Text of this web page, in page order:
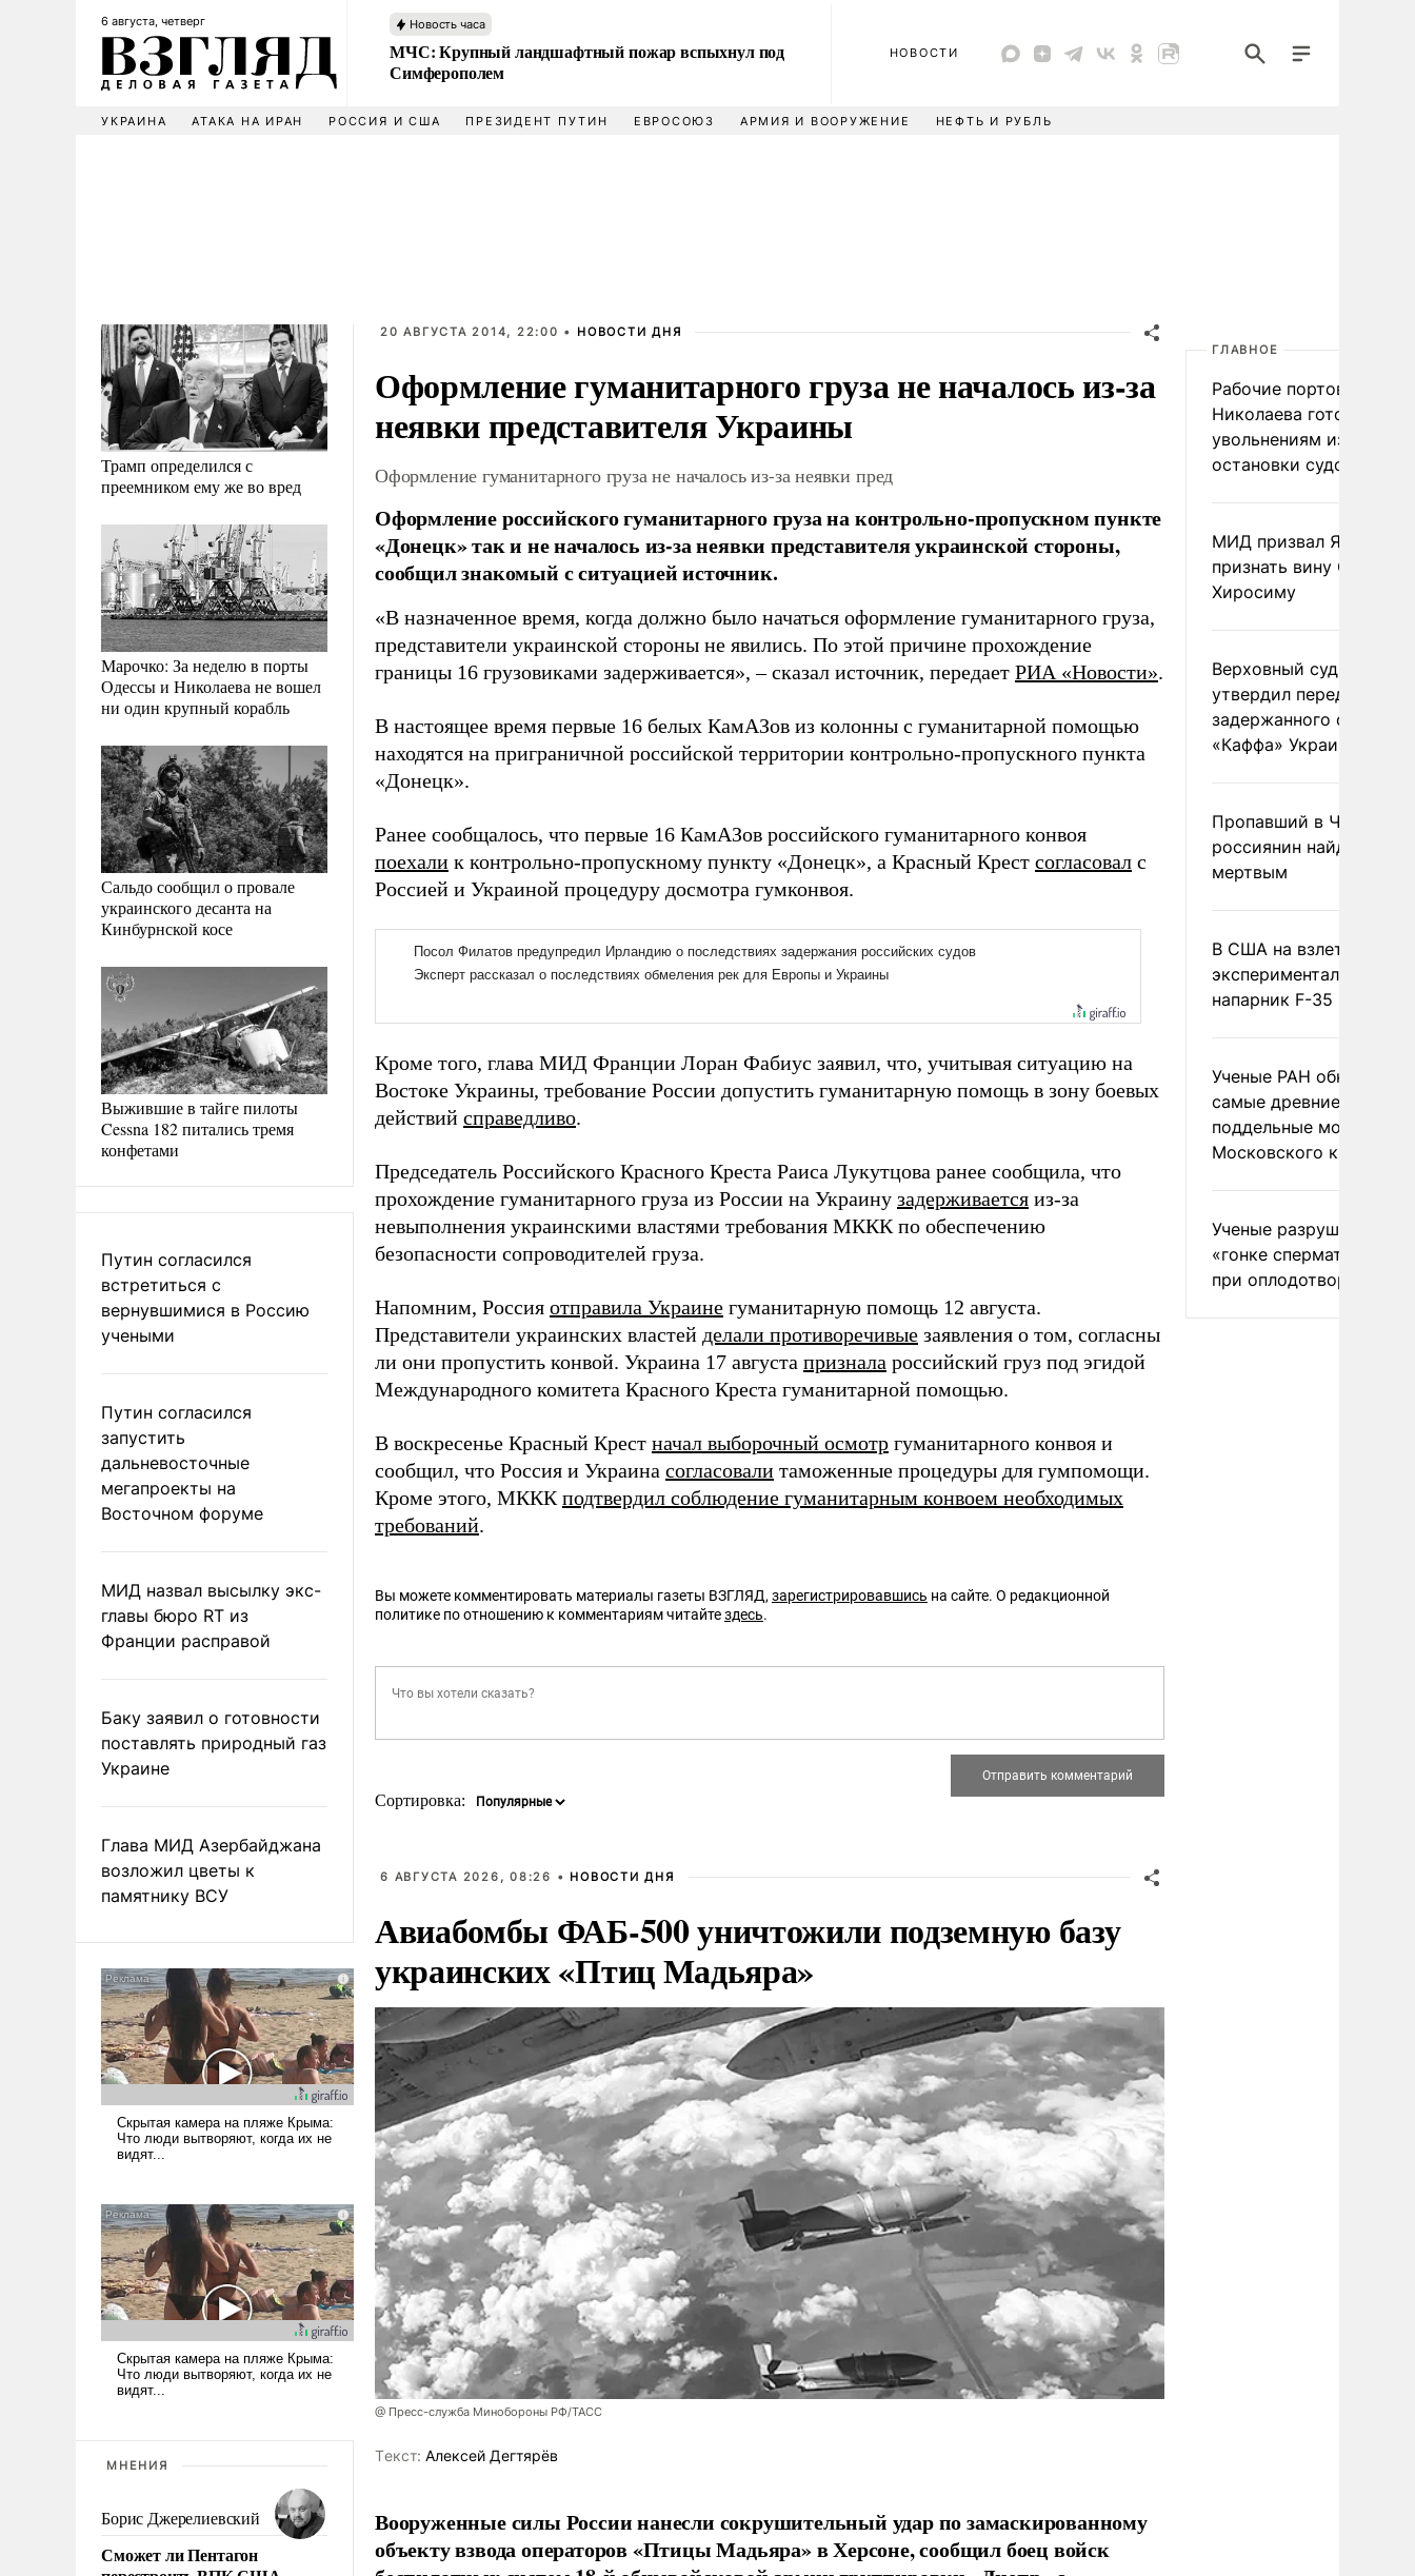
6 августа, четверг Новость часа
МЧС: Крупный ландшафтный пожар вспыхнул под
Симферополем
НОВОСТИ
УКРАИНА АТАКА НА ИРАН РОССИЯ И США ПРЕЗИДЕНТ ПУТИН ЕВРОСОЮЗ АРМИЯ И ВООРУЖЕНИЕ НЕФТЬ И РУБЛЬ
Трамп определился с
преемником ему же во вред
Марочко: За неделю в порты
Одессы и Николаева не вошел
ни один крупный корабль
Сальдо сообщил о провале
украинского десанта на
Кинбурнской косе
Выжившие в тайге пилоты
Cessna 182 питались тремя
конфетами
Путин согласился
встретиться с
вернувшимися в Россию
учеными
Путин согласился
запустить
дальневосточные
мегапроекты на
Восточном форуме
МИД назвал высылку экс-
главы бюро RT из
Франции расправой
Баку заявил о готовности
поставлять природный газ
Украине
Глава МИД Азербайджана
возложил цветы к
памятнику ВСУ
МНЕНИЯ
Борис Джерелиевский
Сможет ли Пентагон
20 АВГУСТА 2014, 22:00 • НОВОСТИ ДНЯ
Оформление гуманитарного груза не началось из-за
неявки представителя Украины
Оформление гуманитарного груза не началось из-за неявки пред
Оформление российского гуманитарного груза на контрольно-пропускном пункте
«Донецк» так и не началось из-за неявки представителя украинской стороны,
сообщил знакомый с ситуацией источник.
«В назначенное время, когда должно было начаться оформление гуманитарного груза,
представители украинской стороны не явились. По этой причине прохождение
границы 16 грузовиками задерживается», – сказал источник, передает РИА «Новости».
В настоящее время первые 16 белых КамАЗов из колонны с гуманитарной помощью
находятся на приграничной российской территории контрольно-пропускного пункта
«Донецк».
Ранее сообщалось, что первые 16 КамАЗов российского гуманитарного конвоя
поехали к контрольно-пропускному пункту «Донецк», а Красный Крест согласовал с
Россией и Украиной процедуру досмотра гумконвоя.
Кроме того, глава МИД Франции Лоран Фабиус заявил, что, учитывая ситуацию на
Востоке Украины, требование России допустить гуманитарную помощь в зону боевых
действий справедливо.
Председатель Российского Красного Креста Раиса Лукутцова ранее сообщила, что
прохождение гуманитарного груза из России на Украину задерживается из-за
невыполнения украинскими властями требования МККК по обеспечению
безопасности сопроводителей груза.
Напомним, Россия отправила Украине гуманитарную помощь 12 августа.
Представители украинских властей делали противоречивые заявления о том, согласны
ли они пропустить конвой. Украина 17 августа признала российский груз под эгидой
Международного комитета Красного Креста гуманитарной помощью.
В воскресенье Красный Крест начал выборочный осмотр гуманитарного конвоя и
сообщил, что Россия и Украина согласовали таможенные процедуры для гумпомощи.
Кроме этого, МККК подтвердил соблюдение гуманитарным конвоем необходимых
требований.
Вы можете комментировать материалы газеты ВЗГЛЯД, зарегистрировавшись на сайте. О редакционной
политике по отношению к комментариям читайтездесь.
Сортировка:
6 АВГУСТА 2026, 08:26 • НОВОСТИ ДНЯ
Авиабомбы ФАБ-500 уничтожили подземную базу
украинских «Птиц Мадьяра»
@ Пресс-служба Минобороны РФ/ТАСС
Tекст: Алексей Дегтярёв
Вооруженные силы России нанесли сокрушительный удар по замаскированному
объекту взвода операторов «Птицы Мадьяра» в Херсоне, сообщил боец войск
ГЛАВНОЕ
Рабочие портов
Николаева готовятся к
увольнениям из-за
остановки судоходства
МИД призвал Японию
признать вину США за
Хиросиму
Верховный суд Швеции
утвердил передачу
задержанного
«Каффа» Украине
Пропавший в
россиянин найден
мертвым
В США на взлете
экспериментальный
напарник F-35
Ученые РАН
самые древние
поддельные монеты
Московского
Ученые разрушили миф
«гонке
при оплодотворении